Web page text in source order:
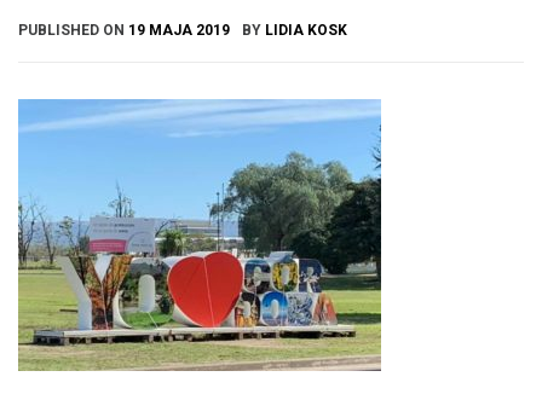
PUBLISHED ON 19 MAJA 2019 BY LIDIA KOSK